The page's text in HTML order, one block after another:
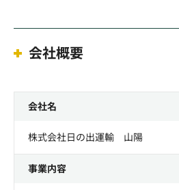
会社概要
会社名
株式会社日の出運輸 山陽
事業内容